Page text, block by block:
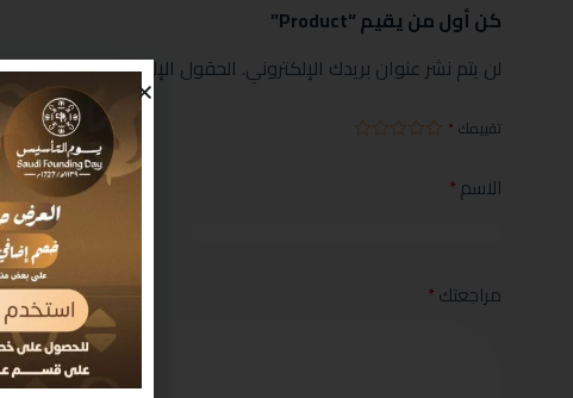
كن أول من يقيم “Product”
لن يتم نشر عنوان بريدك الإلكتروني. الحقول الإلزامية مشار إليها بـ*
تقييمك *
الاسم*
مراجعتك*